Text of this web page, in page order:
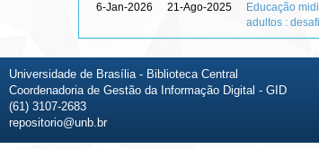
6-Jan-2026 21-Ago-2025
Educação
adultos :
Universidade de Brasília - Biblioteca Central
Coordenadoria de Gestão da Informação Digital - GID
(61) 3107-2683
repositorio@unb.br